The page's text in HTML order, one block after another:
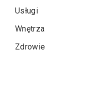
Usługi
Wnętrza
Zdrowie